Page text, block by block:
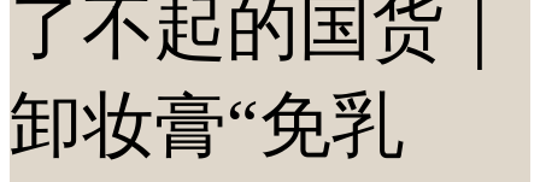
了不起的国货｜
卸妆膏“免乳